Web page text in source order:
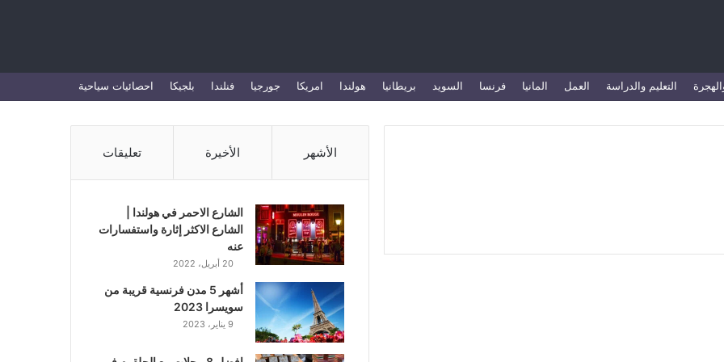
التعليم والدراسة العمل المانيا فرنسا السويد بريطانيا هولندا امريكا جورجيا فنلندا بلجيكا احصائيات سياحية
الأشهر الأخيرة تعليقات
الشارع الاحمر في هولندا |
الشارع الاكثر إثارة واستفسارات
عنه
20 أبريل، 2022
أشهر 5 مدن فرنسية قريبة من
سويسرا 2023
9 يناير، 2023